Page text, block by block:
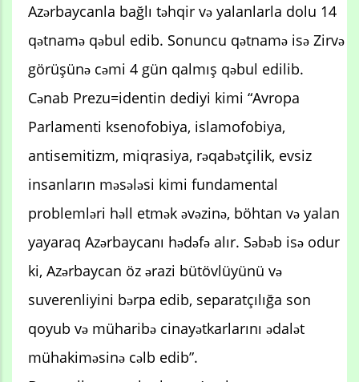
Azərbaycanla bağlı təhqir və yalanlarla dolu 14
qətnamə qəbul edib. Sonuncu qətnamə isə Zirvə
görüşünə cəmi 4 gün qalmış qəbul edilib.
Cənab Prezu=identin dediyi kimi “Avropa
Parlamenti ksenofobiya, islamofobiya,
antisemitizm, miqrasiya, rəqabətçilik, evsiz
insanların məsələsi kimi fundamental
problemləri həll etmək əvəzinə, böhtan və yalan
yayaraq Azərbaycanı hədəfə alır. Səbəb isə odur
ki, Azərbaycan öz ərazi bütövlüyünü və
suverenliyini bərpa edib, separatçılığa son
qoyub və müharibə cinayətkarlarını ədalət
mühakiməsinə cəlb edib”.